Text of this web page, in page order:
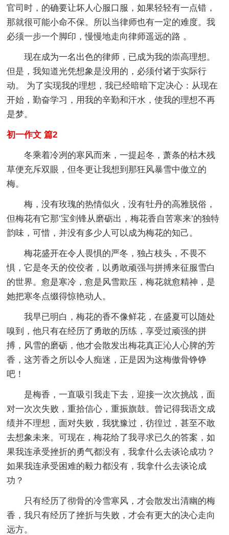
官司时，的确要让坏人心服口服，如果轻轻有一点错，
那就很可能小命不保。所以当律师也有一定的难度。我
必须一步一个脚印，慢慢地走向律师遥远的路 。
现在成为一名出色的律师，已成为我的崇高理想。
但是，我知道光凭想象是没用的，必须付诸于实际行
动。 为了实现我的理想，我已经暗暗下定决心：从现在
开始，勤奋学习，用我的辛勤和汗水，使我的理想不再
是梦。
初一作文 篇2
冬乘着冷冽的寒风而来，一提起冬，萧条的枯木残
草便充斥双眼，但冬更让我想到那狂风暴雪中傲立的
梅。
梅，没有玫瑰的热情似火，没有牡丹的高雅脱俗，
但梅花有它那‘宝剑锋从磨砺出，梅花香自苦寒来’的独特
韵味，可惜，并没有多少人可以成为梅花的知己。
梅花盛开在令人畏惧的严冬，独占枝头，不畏不
惧，它是冬天的佼佼者，以勇敢顽强与拼搏来征服雪白
的世界。愈是寒冷，愈是风雪欺压，梅花就愈精神，是
她把寒冬点缀得惊艳动人。
我早已明白，梅花的香不像鲜花，在盛夏可以随处
嗅到，他只有在经历了勇敢的历练，享受过顽强的拼
搏，风雪的磨砺，他才会散发出梅花真正沁人心脾的芳
香，这芳香之所以令人痴迷，正是因为这梅傲骨铮铮
吧！
是梅香，一直吸引我走下去，迎接一次次挑战，面
对一次次失败，重拾信心，重振旗鼓。曾记得我语文成
绩并不理想，面对失败，我犹豫过，彷徨过，甚至不敢
去想象未来。可现在，梅花给了我寻求已久的答案，如
果我连承受挫折的勇气都没有，我拿什么去谈论成功？
如果我连承受困难的毅力都没有，我拿什么去谈论成
功？
只有经历了彻骨的冷雪寒风，才会散发出清幽的梅
香，我只有经历了挫折与失败，才会有更大的决心走向
远方。